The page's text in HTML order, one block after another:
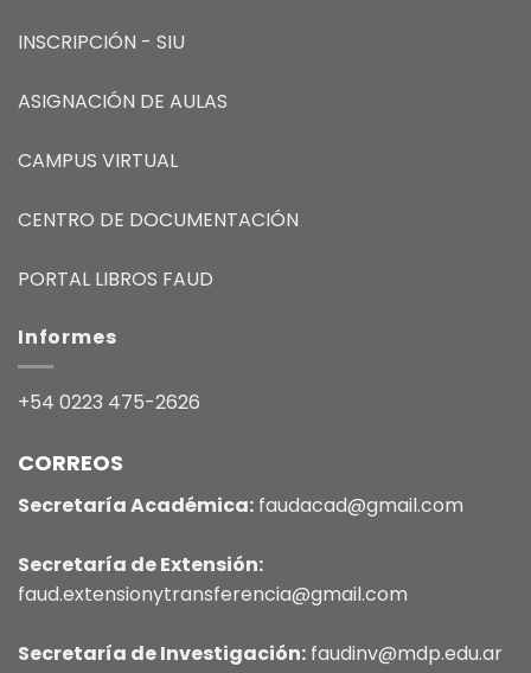
INSCRIPCIÓN - SIU
ASIGNACIÓN DE AULAS
CAMPUS VIRTUAL
CENTRO DE DOCUMENTACIÓN
PORTAL LIBROS FAUD
Informes
+54 0223 475-2626
CORREOS
Secretaría Académica: faudacad@gmail.com
Secretaría de Extensión:
faud.extensionytransferencia@gmail.com
Secretaría de Investigación: faudinv@mdp.edu.ar